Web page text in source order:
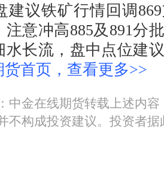
建议铁矿行情回调
注意冲高885及891分
水长流，盘中点位建
货首页，查看更多>>
中金在线期货转载上述内
不构成投资建议。投资者